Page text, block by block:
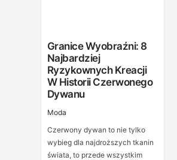
Granice Wyobraźni: 8
Najbardziej
Ryzykownych Kreacji
W Historii Czerwonego
Dywanu
Moda
Czerwony dywan to nie tylko
wybieg dla najdroższych tkanin
świata, to przede wszystkim